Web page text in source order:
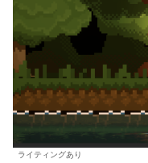
ライティングあり